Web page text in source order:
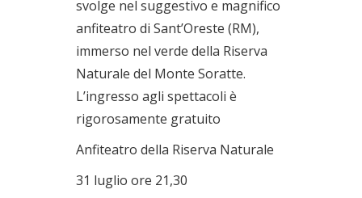
svolge nel suggestivo e magnifico
anfiteatro di Sant’Oreste (RM),
immerso nel verde della Riserva
Naturale del Monte Soratte.
L’ingresso agli spettacoli è
rigorosamente gratuito
Anfiteatro della Riserva Naturale
31 luglio ore 21,30